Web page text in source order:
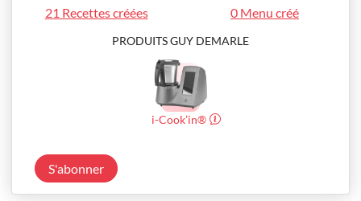
21 Recettes créées 0 Menu créé
PRODUITS GUY DEMARLE
i-Cook’in®
S'abonner